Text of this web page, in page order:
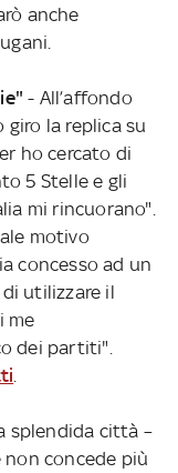
anche
- All’affondo
la replica su
ho cercato di
5 Stelle e gli
mi rincuorano".
motivo
concesso ad un
utilizzare il
me
dei partiti".
splendida città –
non concede più